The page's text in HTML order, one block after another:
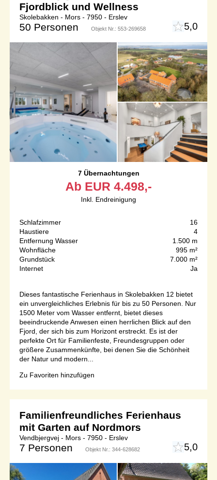
Fjordblick und Wellness
Skolebakken - Mors - 7950 - Erslev
50 Personen Objekt Nr.: 553-269658 5,0
7 Übernachtungen
Ab EUR 4.498,-
Inkl. Endreinigung
Schlafzimmer
16
Haustiere
4
Entfernung Wasser
1.500 m
Wohnfläche
995 m²
Grundstück
7.000 m²
Internet
Ja
Dieses fantastische Ferienhaus in Skolebakken 12 bietet
ein unvergleichliches Erlebnis für bis zu 50 Personen. Nur
1500 Meter vom Wasser entfernt, bietet dieses
beeindruckende Anwesen einen herrlichen Blick auf den
Fjord, der sich bis zum Horizont erstreckt. Es ist der
perfekte Ort für Familienfeste, Freundesgruppen oder
größere Zusammenkünfte, bei denen Sie die Schönheit
der Natur und modern...
Zu Favoriten hinzufügen
Familienfreundliches Ferienhaus
mit Garten auf Nordmors
Vendbjergvej - Mors - 7950 - Erslev
7 Personen Objekt Nr.: 344-628682 5,0